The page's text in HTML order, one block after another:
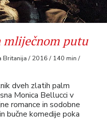
mliječnom putu
Britanija / 2016 / 140 min /
dveh zlatih palm
Monica Bellucci v
romance in sodobne
bučne komedije poka